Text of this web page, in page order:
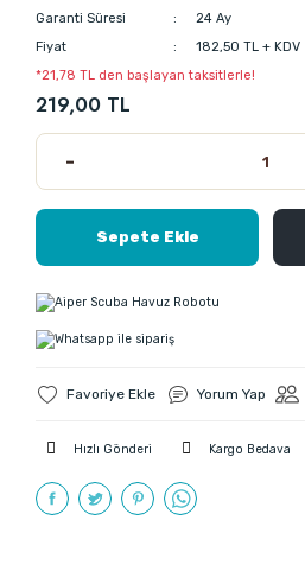
Garanti Süresi
24 Ay
Fiyat
182,50 TL + KDV
*21,78 TL den başlayan taksitlerle!
219,00 TL
Sepete Ekle
Yorum Yap
Hızlı Gönderi Kargo Bedava